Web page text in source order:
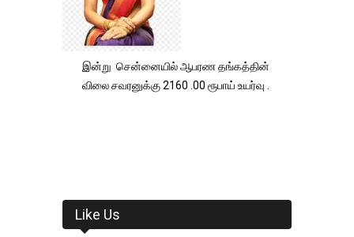
இன்று சென்னையில் ஆபரண தங்கத்தின்
விலை சவரனுக்கு 2160 .00 ரூபாய் உயர்வு .
Like Us